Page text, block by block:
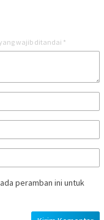
wajib ditandai *
peramban ini untuk